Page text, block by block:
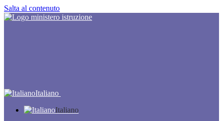
Salta al contenuto
Italiano
Italiano